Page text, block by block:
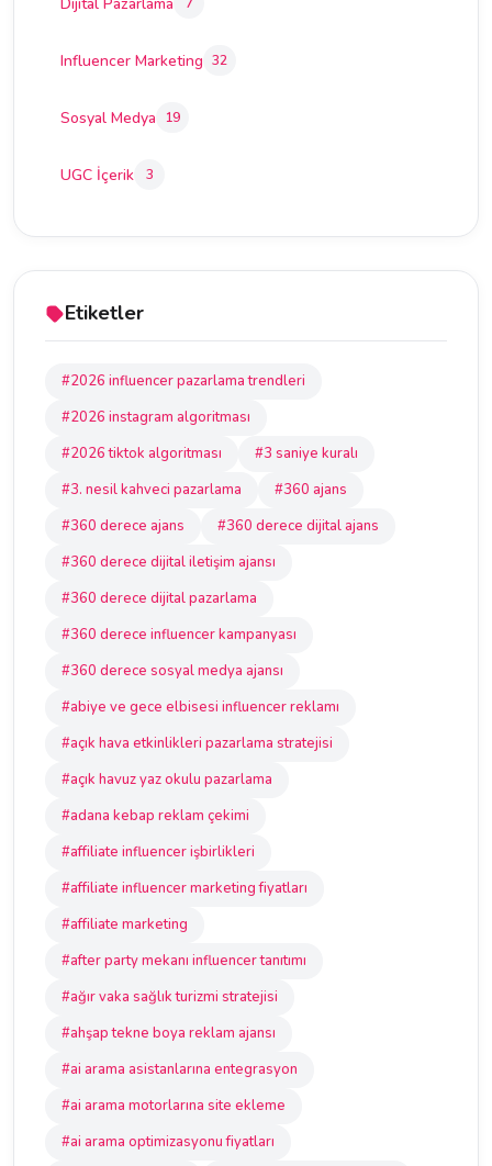
Influencer Marketing 32
Sosyal Medya 19
UGC İçerik 3
Etiketler
#2026 influencer pazarlama trendleri
#2026 instagram algoritması
#2026 tiktok algoritması
#3 saniye kuralı
#3. nesil kahveci pazarlama
#360 ajans
#360 derece ajans
#360 derece dijital ajans
#360 derece dijital iletişim ajansı
#360 derece dijital pazarlama
#360 derece influencer kampanyası
#360 derece sosyal medya ajansı
#abiye ve gece elbisesi influencer reklamı
#açık hava etkinlikleri pazarlama stratejisi
#açık havuz yaz okulu pazarlama
#adana kebap reklam çekimi
#affiliate influencer işbirlikleri
#affiliate influencer marketing fiyatları
#affiliate marketing
#after party mekanı influencer tanıtımı
#ağır vaka sağlık turizmi stratejisi
#ahşap tekne boya reklam ajansı
#ai arama asistanlarına entegrasyon
#ai arama motorlarına site ekleme
#ai arama optimizasyonu fiyatları